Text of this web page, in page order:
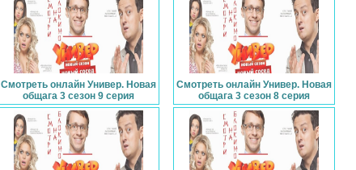
Смотреть онлайн Универ. Новая
общага 3 сезон 9 серия
Смотреть онлайн Универ. Новая
общага 3 сезон 8 серия